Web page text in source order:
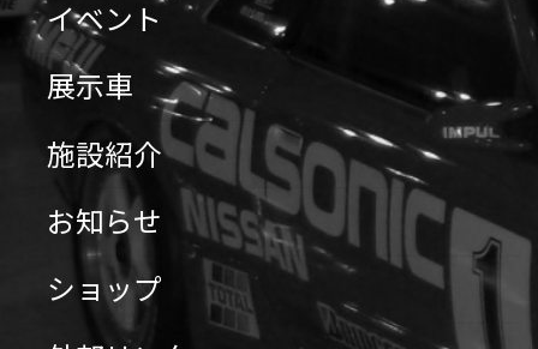
イベント
展示車
施設紹介
お知らせ
ショップ